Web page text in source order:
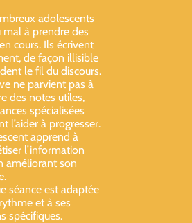
adolescents
à prendre des
cours. Ils écrivent
de façon illisible
le fil du discours.
ne parvient pas à
des notes utiles,
spécialisées
l’aider à progresser.
apprend à
l’information
améliorant son
séance est adaptée
et à ses
spécifiques.